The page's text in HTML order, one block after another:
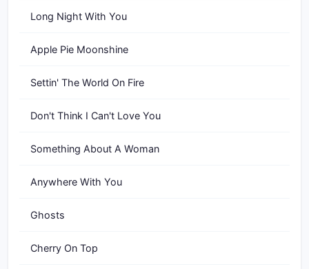
Long Night With You
Apple Pie Moonshine
Settin' The World On Fire
Don't Think I Can't Love You
Something About A Woman
Anywhere With You
Ghosts
Cherry On Top